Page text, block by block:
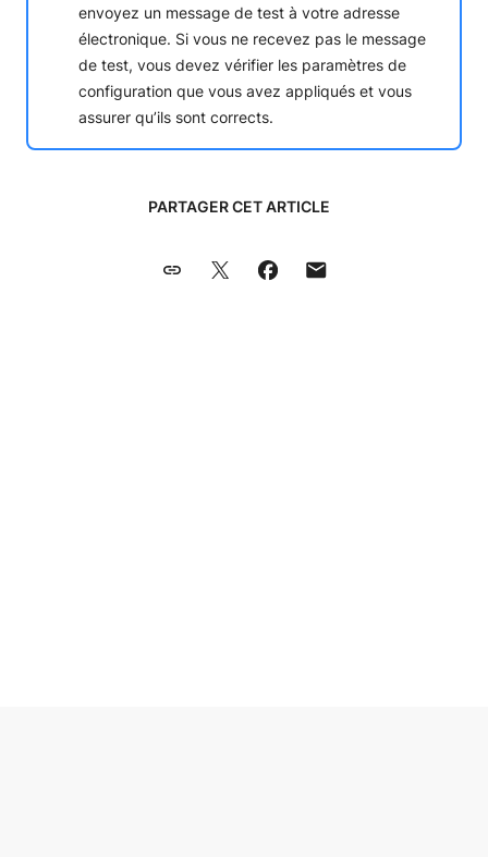
envoyez un message de test à votre adresse
électronique. Si vous ne recevez pas le message
de test, vous devez vérifier les paramètres de
configuration que vous avez appliqués et vous
assurer qu’ils sont corrects.
PARTAGER CET ARTICLE